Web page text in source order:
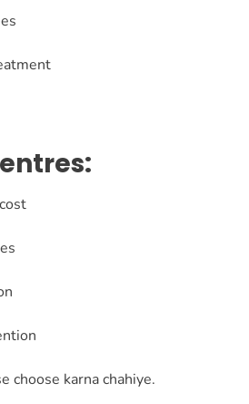
choose karna chahiye.